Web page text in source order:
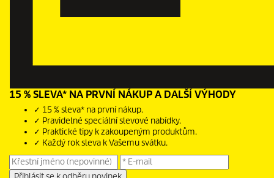
15 % SLEVA* NA PRVNÍ NÁKUP A DALŠÍ VÝHODY
✓ 15 % sleva* na první nákup.
✓ Pravidelné speciální slevové nabídky.
✓ Praktické tipy k zakoupeným produktům.
✓ Každý rok sleva k Vašemu svátku.